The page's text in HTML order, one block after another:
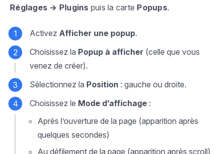
Réglages → Plugins puis la carte Popups.
Activez Afficher une popup.
Choisissez la Popup à afficher (celle que vous
venez de créer).
Sélectionnez la Position : gauche ou droite.
Choisissez le Mode d’affichage :
Après l’ouverture de la page (apparition après
quelques secondes)
Au défilement de la page (apparition après scroll)